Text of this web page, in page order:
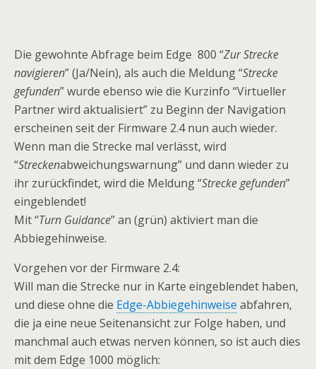
Die gewohnte Abfrage beim Edge 800 “Zur Strecke
navigieren” (Ja/Nein), als auch die Meldung “Strecke
gefunden” wurde ebenso wie die Kurzinfo “Virtueller
Partner wird aktualisiert” zu Beginn der Navigation
erscheinen seit der Firmware 2.4 nun auch wieder.
Wenn man die Strecke mal verlässt, wird
“Streckenabweichungswarnung” und dann wieder zu
ihr zurückfindet, wird die Meldung “Strecke gefunden”
eingeblendet!
Mit “Turn Guidance” an (grün) aktiviert man die
Abbiegehinweise.
Vorgehen vor der Firmware 2.4:
Will man die Strecke nur in Karte eingeblendet haben,
und diese ohne die Edge-Abbiegehinweise abfahren,
die ja eine neue Seitenansicht zur Folge haben, und
manchmal auch etwas nerven können, so ist auch dies
mit dem Edge 1000 möglich: